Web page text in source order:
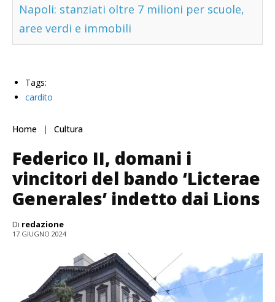
Napoli: stanziati oltre 7 milioni per scuole,
aree verdi e immobili
Tags:
cardito
Home Cultura
Federico II, domani i
vincitori del bando ‘Licterae
Generales’ indetto dai Lions
Di redazione
17 GIUGNO 2024